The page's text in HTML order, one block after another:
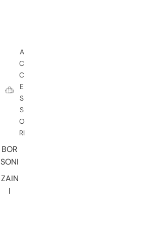
A
C
C
E
S
S
O
RI
BOR
SONI
ZAIN
I